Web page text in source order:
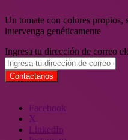
Un tomate con colores propios,
intervenga genéticamente
Ingresa tu dirección de correo
Facebook
X
LinkedIn